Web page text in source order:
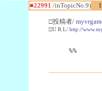
■22991 /inTopicNo.9)
□投稿者/
□U R L/ http://
%%